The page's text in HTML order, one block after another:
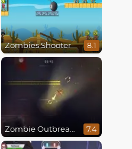
Zombies Shooter 8.1
Zombie Outbreak Arena 7.4